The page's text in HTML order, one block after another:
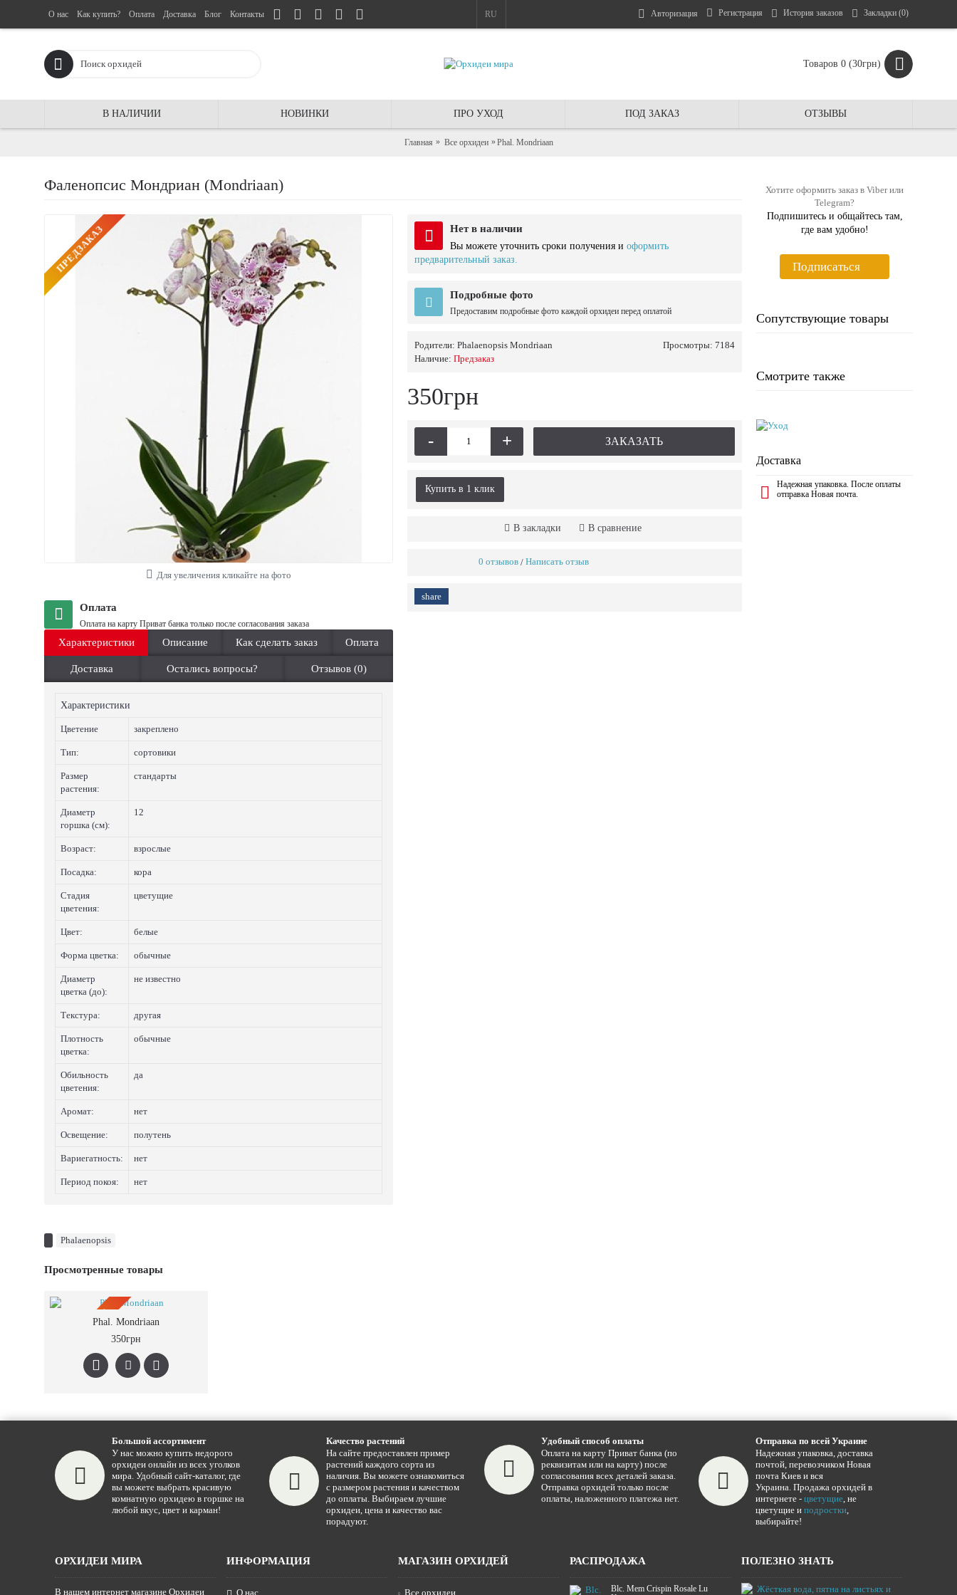
О нас Как купить? Оплата Доставка Блог Контакты RU Авторизация Регистрация История заказов Закладки (0)
Товаров 0 (30грн)
В НАЛИЧИИ НОВИНКИ ПРО УХОД ПОД ЗАКАЗ ОТЗЫВЫ
Главная Все орхидеи Phal. Mondriaan
Хотите оформить заказ в Viber или
Telegram?
Подпишитесь и общайтесь там,
где вам удобно!
Подписаться
Сопутствующие товары
Смотрите также
Доставка
Надежная упаковка. После оплаты
отправка Новая почта.
Фаленопсис Мондриан (Mondriaan)
ПРЕДЗАКАЗ
Для увеличения кликайте на фото
Оплата
Оплата на карту Приват банка только после согласования заказа
Характеристики Описание Как сделать заказ Оплата
Доставка Остались вопросы? Отзывов (0)
Характеристики
Цветение закреплено
Тип: сортовики
Размер
растения:
стандарты
Диаметр
горшка (см):
12
Возраст: взрослые
Посадка: кора
Стадия
цветения:
цветущие
Цвет: белые
Форма цветка: обычные
Диаметр
цветка (до):
не известно
Текстура: другая
Плотность
цветка:
обычные
Обильность
цветения:
да
Аромат: нет
Освещение: полутень
Вариегатность: нет
Период покоя: нет
Нет в наличии
Вы можете уточнить сроки получения и оформить
предварительный заказ.
Подробные фото
Предоставим подробные фото каждой орхидеи перед оплатой
Просмотры: 7184
Родители: Phalaenopsis Mondriaan
Наличие: Предзаказ
350грн
- + ЗАКАЗАТЬ
Купить в 1 клик
В закладки В сравнение
0 отзывов / Написать отзыв
share
Phalaenopsis
Просмотренные товары
ПРЕДЗАКАЗ
Phal. Mondriaan
350грн
Большой ассортимент
У нас можно купить недорого
орхидеи онлайн из всех уголков
мира. Удобный сайт-каталог, где
вы можете выбрать красивую
комнатную орхидею в горшке на
любой вкус, цвет и карман!
Качество растений
На сайте предоставлен пример
растений каждого сорта из
наличия. Вы можете ознакомиться
с размером растения и качеством
до оплаты. Выбираем лучшие
орхидеи, цена и качество вас
порадуют.
Удобный способ оплаты
Оплата на карту Приват банка (по
реквизитам или на карту) после
согласования всех деталей заказа.
Отправка орхидей только после
оплаты, наложенного платежа нет.
Отправка по всей Украине
Надежная упаковка, доставка
почтой, перевозчиком Новая
почта Киев и вся
Украина. Продажа орхидей в
интернете - цветущие, не
цветущие и подростки,
выбирайте!
ОРХИДЕИ МИРА
В нашем интернет магазине Орхидеи
ИНФОРМАЦИЯ
О нас
МАГАЗИН ОРХИДЕЙ
Все орхидеи
РАСПРОДАЖА
Blc. Mem Crispin Rosale Lu
ПОЛЕЗНО ЗНАТЬ